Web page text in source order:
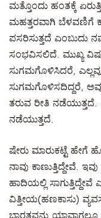
ಮತ್ತೊಂದು ಹಂತಕ್ಕೆ
ಮಹತ್ತರವಾಗಿ ಬೆಳವಣಿಗೆ
ಪಸರಿಸುತ್ತದೆ ಎಂಬುದು
ಸಂಭವಿಸಲಿದೆ. ಮುಖ್ಯ
ಸುಗಮಗೊಳಿಸಿದರೆ,
ಸುಗಮಗೊಳಿಸದಿದ್ದರೆ,
ತರುವ ರೀತಿ
ನಡೆಯುತ್ತದೆ.
ಷೇರು ಮಾರುಕಟ್ಟೆ ಹೇಗೆ
ನಾವು ಕಾಣುತ್ತಿದ್ದೇವೆ.
ಹಾದಿಯಲ್ಲಿ
ವಿತ್ತೀಯ(ಹಣಕಾಸು)
ಭಾರತವನ್ನು ಯಾವಾಗಲೂ